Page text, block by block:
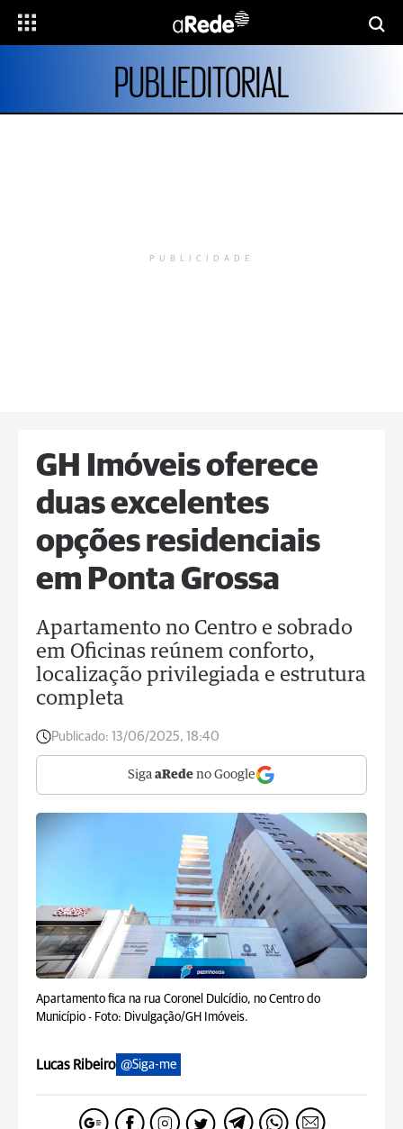
PUBLIEDITORIAL
PUBLICIDADE
GH Imóveis oferece
duas excelentes
opções residenciais
em Ponta Grossa
Apartamento no Centro e sobrado
em Oficinas reúnem conforto,
localização privilegiada e estrutura
completa
Publicado: 13/06/2025, 18:40
Siga aRede no Google
Apartamento fica na rua Coronel Dulcídio, no Centro do
Município - Foto: Divulgação/GH Imóveis.
Lucas Ribeiro @Siga-me